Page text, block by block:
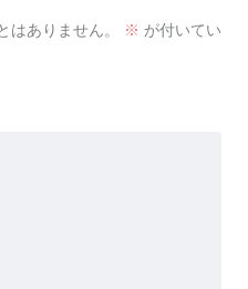
はありません。 ※ が付いてい